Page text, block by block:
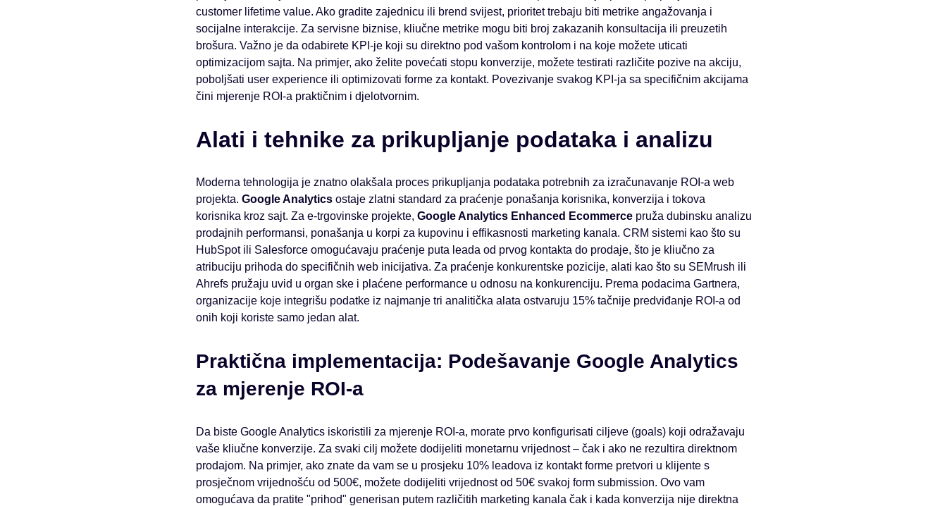
customer lifetime value. Ako gradite zajednicu ili brend svijest, prioritet trebaju biti metrike angažovanja i
socijalne interakcije. Za servisne biznise, kliučne metrike mogu biti broj zakazanih konsultacija ili preuzetih
brošura. Važno je da odabirete KPI-je koji su direktno pod vašom kontrolom i na koje možete uticati
optimizacijom sajta. Na primjer, ako želite povećati stopu konverzije, možete testirati različite pozive na akciju,
poboljšati user experience ili optimizovati forme za kontakt. Povezivanje svakog KPI-ja sa specifičnim akcijama
čini mjerenje ROI-a praktičnim i djelotvornim.
Alati i tehnike za prikupljanje podataka i analizu
Moderna tehnologija je znatno olakšala proces prikupljanja podataka potrebnih za izračunavanje ROI-a web
projekta. Google Analyticsostaje zlatni standard za praćenje ponašanja korisnika, konverzija i tokova
korisnika kroz sajt. Za e-trgovinske projekte, Google Analytics Enhanced Ecommercepruža dubinsku analizu
prodajnih performansi, ponašanja u korpi za kupovinu i effikasnosti marketing kanala. CRM sistemi kao što su
HubSpot ili Salesforce omogućavaju praćenje puta leada od prvog kontakta do prodaje, što je kliučno za
atribuciju prihoda do specifičnih web inicijativa. Za praćenje konkurentske pozicije, alati kao što su SEMrush ili
Ahrefs pružaju uvid u organ ske i plaćene performance u odnosu na konkurenciju. Prema podacima Gartnera,
organizacije koje integrišu podatke iz najmanje tri analitička alata ostvaruju 15% tačnije predviđanje ROI-a od
onih koji koriste samo jedan alat.
Praktična implementacija: Podešavanje Google Analytics
za mjerenje ROI-a
Da biste Google Analytics iskoristili za mjerenje ROI-a, morate prvo konfigurisati ciljeve (goals) koji odražavaju
vaše kliučne konverzije. Za svaki cilj možete dodijeliti monetarnu vrijednost – čak i ako ne rezultira direktnom
prodajom. Na primjer, ako znate da vam se u prosjeku 10% leadova iz kontakt forme pretvori u klijente s
prosječnom vrijednošću od 500€, možete dodijeliti vrijednost od 50€ svakoj form submission. Ovo vam
omogućava da pratite "prihod" generisan putem različitih marketing kanala čak i kada konverzija nije direktna